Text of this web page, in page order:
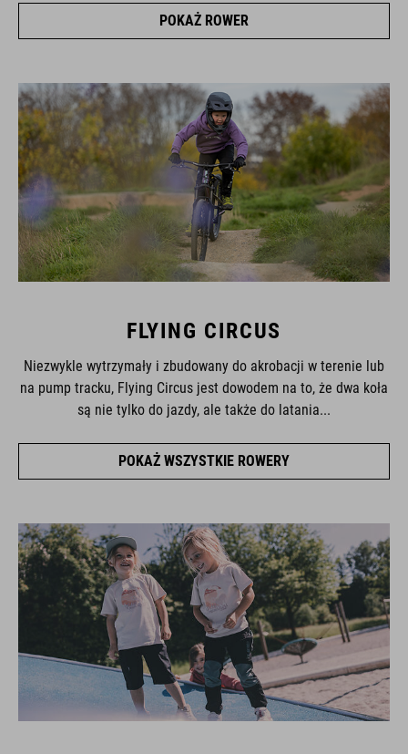
POKAŻ ROWER
FLYING CIRCUS
Niezwykle wytrzymały i zbudowany do akrobacji w terenie lub
na pump tracku, Flying Circus jest dowodem na to, że dwa koła
są nie tylko do jazdy, ale także do latania...
POKAŻ WSZYSTKIE ROWERY